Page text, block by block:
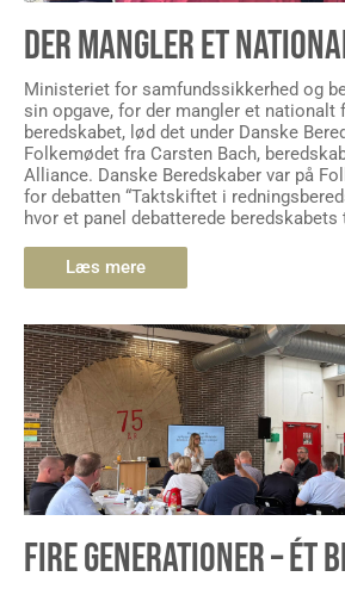
DER MANGLER ET
Ministeriet for samfundssikkerhed og
sin opgave, for der mangler et nationalt
beredskabet, lød det under Danske
Folkemødet fra Carsten Bach,
Alliance. Danske Beredskaber var på
for debatten “Taktskiftet i
hvor et panel debatterede
Læs mere
FIRE GENERATIONER – ÉT